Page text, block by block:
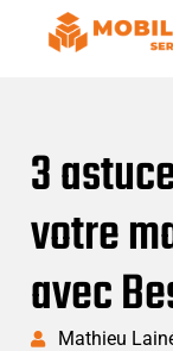
3
votre
avec
Mathieu